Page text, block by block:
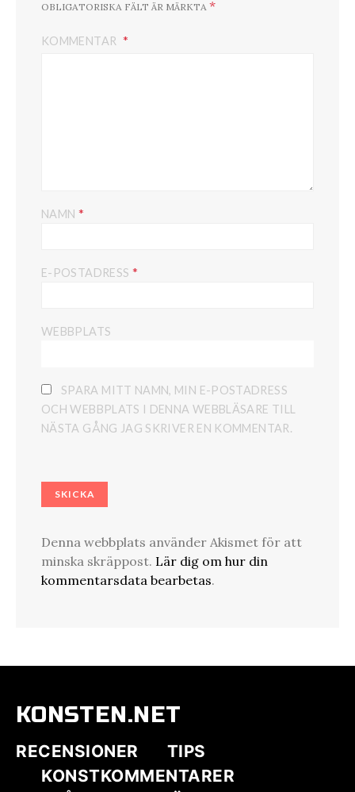
OBLIGATORISKA FÄLT ÄR MÄRKTA *
KOMMENTAR
NAMN *
E-POSTADRESS *
WEBBPLATS
SPARA MITT NAMN, MIN E-POSTADRESS
OCH WEBBPLATS I DENNA WEBBLÄSARE TILL
NÄSTA GÅNG JAG SKRIVER EN KOMMENTAR.
Denna webbplats använder Akismet för att
minska skräppost. Lär dig om hur din
kommentarsdata bearbetas.
KONSTEN.NET
RECENSIONER
TIPS
KONSTKOMMENTARER